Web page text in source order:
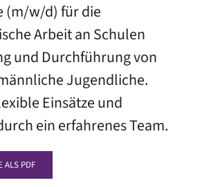
(m/w/d) für die
Arbeit an Schulen
und Durchführung von
Jugendliche.
Einsätze und
ein erfahrenes Team.
ALS PDF